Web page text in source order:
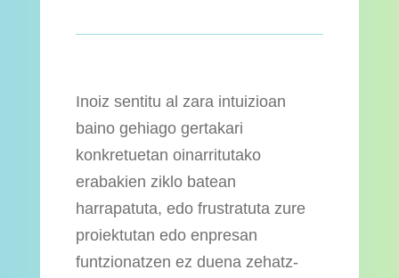
Inoiz sentitu al zara intuizioan
baino gehiago gertakari
konkretuetan oinarritutako
erabakien ziklo batean
harrapatuta, edo frustratuta zure
proiektutan edo enpresan
funtzionatzen ez duena zehatz-